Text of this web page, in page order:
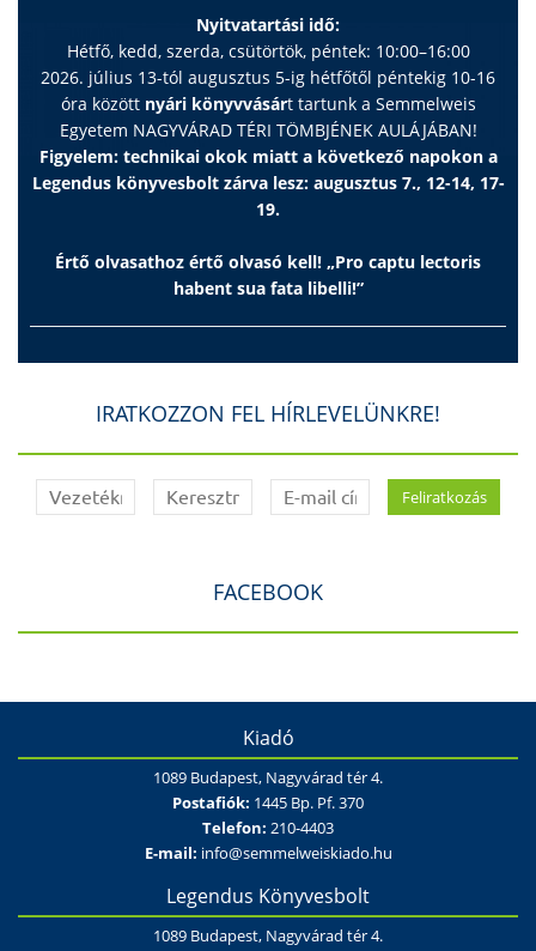
Nyitvatartási idő:
Hétfő, kedd, szerda, csütörtök, péntek: 10:00–16:00
2026. július 13-tól augusztus 5-ig hétfőtől péntekig 10-16
óra között nyári könyvvásárt tartunk a Semmelweis
Egyetem NAGYVÁRAD TÉRI TÖMBJÉNEK AULÁJÁBAN!
Figyelem: technikai okok miatt a következő napokon a
Legendus könyvesbolt zárva lesz: augusztus 7., 12-14, 17-
19.
Értő olvasathoz értő olvasó kell! „Pro captu lectoris
habent sua fata libelli!”
IRATKOZZON FEL HÍRLEVELÜNKRE!
FACEBOOK
Kiadó
1089 Budapest, Nagyvárad tér 4.
Postafiók: 1445 Bp. Pf. 370
Telefon: 210-4403
E-mail: info@semmelweiskiado.hu
Legendus Könyvesbolt
1089 Budapest, Nagyvárad tér 4.